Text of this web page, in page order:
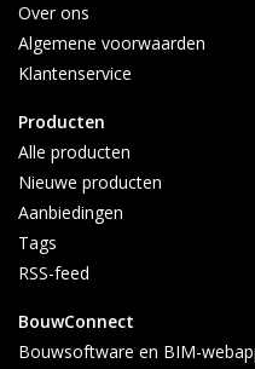
Over ons
Algemene voorwaarden
Klantenservice
Producten
Alle producten
Nieuwe producten
Aanbiedingen
Tags
RSS-feed
BouwConnect
Bouwsoftware en BIM-